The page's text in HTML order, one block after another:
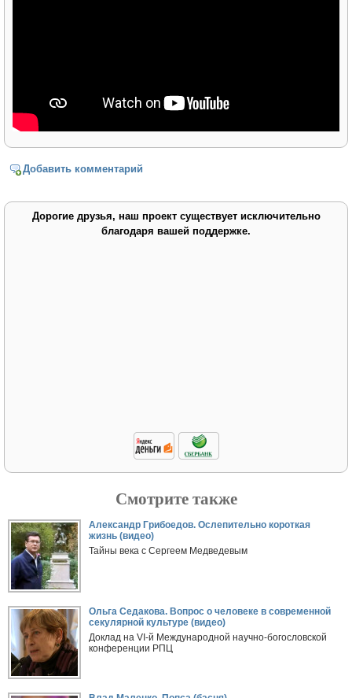
Добавить комментарий
Дорогие друзья, наш проект существует исключительно
благодаря вашей поддержке.
Смотрите также
Александр Грибоедов. Ослепительно короткая
жизнь (видео)
Тайны века с Сергеем Медведевым
Ольга Седакова. Вопрос о человеке в современной
секулярной культуре (видео)
Доклад на VI-й Международной научно-богословской
конференции РПЦ